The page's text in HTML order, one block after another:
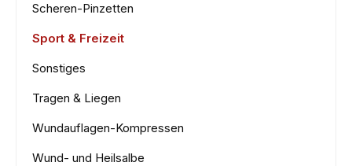
Scheren-Pinzetten
Sport & Freizeit
Sonstiges
Tragen & Liegen
Wundauflagen-Kompressen
Wund- und Heilsalbe